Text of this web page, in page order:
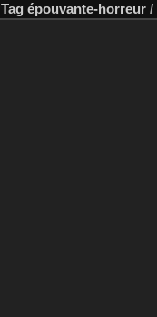
Tag épouvante-horreur /